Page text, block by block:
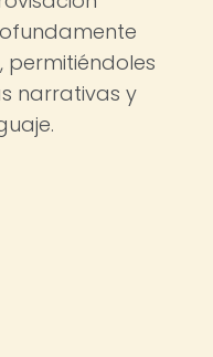
narrativas y